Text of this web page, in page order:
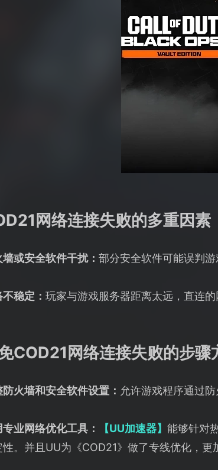
网络连接失败的多重因素
墙或安全软件干扰： 部分安全软件可能误判游
不稳定： 玩家与游戏服务器距离太远，直连的
COD21网络连接失败的步骤
火墙和安全软件设置： 允许游戏程序通过
业网络优化工具： 【UU加速器】 能够针对
性。并且UU为《COD21》做了专线优化，更